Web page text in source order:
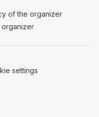
tab)
of the organizer
organizer
in a new tab)
settings